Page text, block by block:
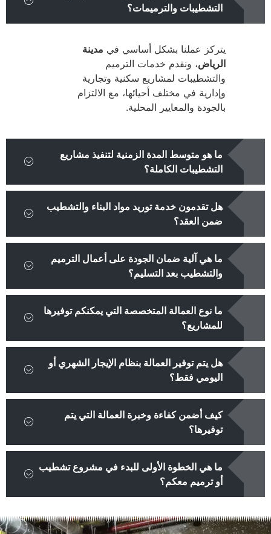
التشطيبات والترميمات؟
يتركز عملنا بشكل أساسي في مدينة
الرياض، ونقدم خدمات الترميم
والتشطيبات لمشاريع سكنية وتجارية
وإدارية في مختلف أحيائها، مع الالتزام
بالجودة والمعايير المحلية.
ما هو متوسط المدة الزمنية لتنفيذ مشاريع
التشطيبات الكاملة؟
هل تقدمون خدمة توريد مواد البناء والتشطيب
ضمن العقد؟
ما هي آلية ضمان الجودة على أعمال الترميم
والتشطيب بعد التسليم؟
ما نوع العمالة المتخصصة التي يمكنكم توفيرها
للمشاريع؟
هل يتم توفير العمالة بنظام الإيجار الشهري أو
اليومي فقط؟
كيف أضمن كفاءة وخبرة العمالة التي يتم
توفيرها؟
ما هي الخطوة الأولى للبدء في مشروع تشطيب
أو ترميم معكم؟